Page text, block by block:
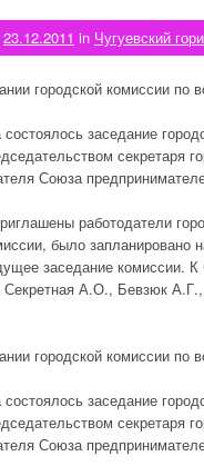
23.12.2011 in Чугуевский
городской комиссии по
заседание
секретаря
Союза
работодатели
было запланировано
заседание комиссии.
А.О., Бевзюк
городской комиссии по
заседание
секретаря
Союза